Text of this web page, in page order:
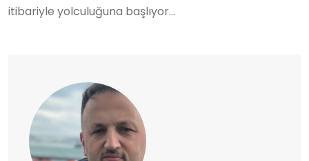
itibariyle yolculuğuna başlıyor…